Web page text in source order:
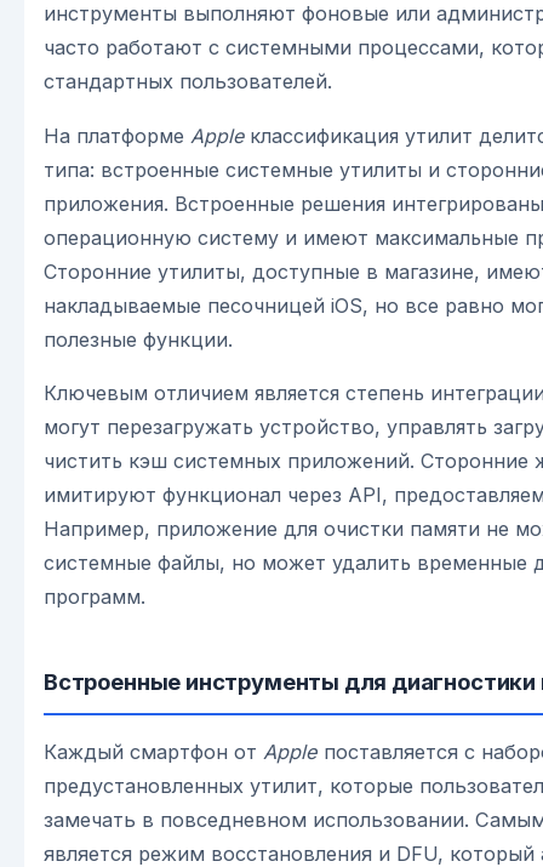
инструменты выполняют фоновые или
часто работают с системными процессами,
стандартных пользователей.
На платформе Appleклассификация утилит
типа: встроенные системные утилиты и
приложения. Встроенные решения
операционную систему и имеют максимальные
Сторонние утилиты, доступные в магазине,
накладываемые песочницей iOS, но все равно
полезные функции.
Ключевым отличием является степень
могут перезагружать устройство, управлять
чистить кэш системных приложений. Сторонние
имитируют функционал через API,
Например, приложение для очистки памяти не
системные файлы, но может удалить временные
программ.
Встроенные инструменты для диагностики
Каждый смартфон от Apple поставляется с
предустановленных утилит, которые
замечать в повседневном использовании.
является режим восстановления и DFU, который